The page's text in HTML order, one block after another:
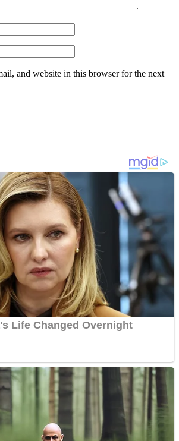
and website in this browser for the next